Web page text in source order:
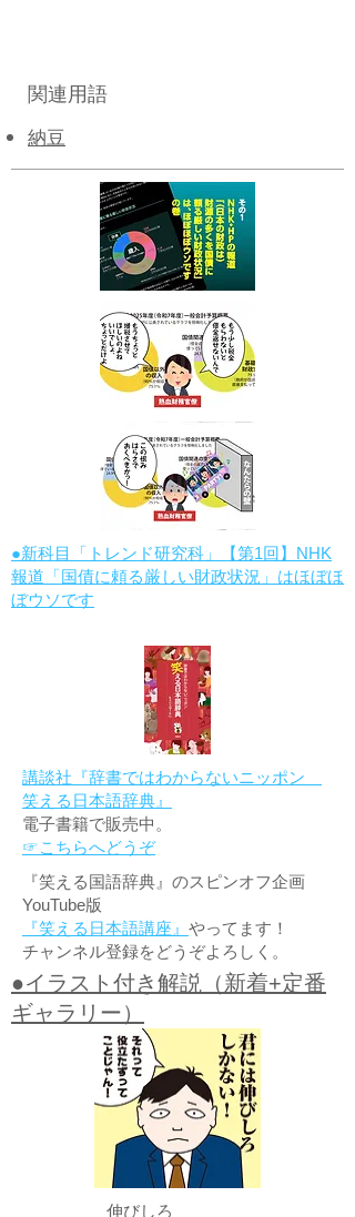
関連用語
納豆
●新科目「トレンド研究科」【第1回】NHK
報道「国債に頼る厳しい財政状況」はほぼほ
ぼウソです
講談社『辞書ではわからないニッポン
笑える日本語辞典』
電子書籍で販売中。
☞こちらへどうぞ
『笑える国語辞典』のスピンオフ企画
YouTube版
『笑える日本語講座』 やってます！
チャンネル登録をどうぞよろしく。
●イラスト付き解説（新着+定番
ギャラリー）